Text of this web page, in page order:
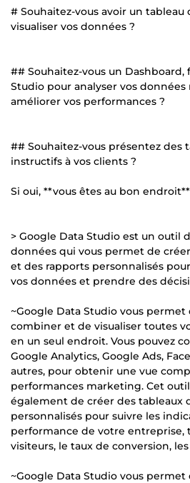
# Souhaitez-vous avoir un
visualiser vos données ?
## Souhaitez-vous un Dashboard,
Studio pour analyser vos
améliorer vos performances ?
## Souhaitez-vous présentez des
instructifs à vos clients ?
Si oui, **vous êtes au bon endroit**
> Google Data Studio est un outil
données qui vous permet de
et des rapports personnalisés
vos données et prendre des
~Google Data Studio vous
combiner et de visualiser toutes
en un seul endroit. Vous pouvez
Google Analytics, Google Ads,
autres, pour obtenir une vue
performances marketing. Cet
également de créer des tableaux
personnalisés pour suivre les
performance de votre entreprise,
visiteurs, le taux de conversion,
~Google Data Studio vous